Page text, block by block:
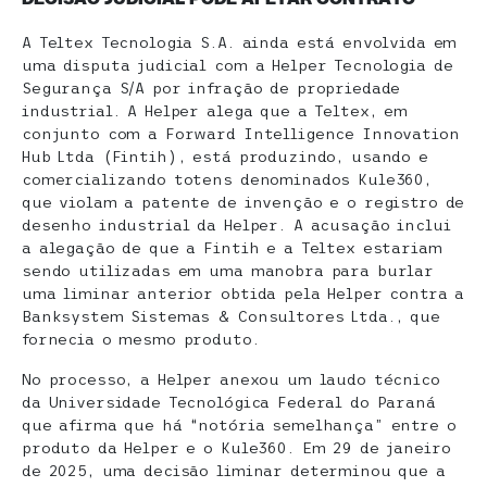
A Teltex Tecnologia S.A. ainda está envolvida em
uma disputa judicial com a Helper Tecnologia de
Segurança S/A por infração de propriedade
industrial. A Helper alega que a Teltex, em
conjunto com a Forward Intelligence Innovation
Hub Ltda (Fintih), está produzindo, usando e
comercializando totens denominados Kule360,
que violam a patente de invenção e o registro de
desenho industrial da Helper. A acusação inclui
a alegação de que a Fintih e a Teltex estariam
sendo utilizadas em uma manobra para burlar
uma liminar anterior obtida pela Helper contra a
Banksystem Sistemas & Consultores Ltda., que
fornecia o mesmo produto.
No processo, a Helper anexou um laudo técnico
da Universidade Tecnológica Federal do Paraná
que afirma que há “notória semelhança” entre o
produto da Helper e o Kule360. Em 29 de janeiro
de 2025, uma decisão liminar determinou que a